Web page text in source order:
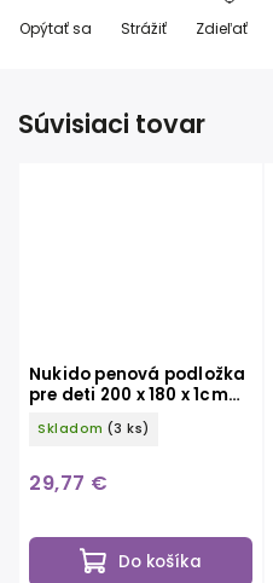
Opýtať sa Strážiť Zdieľať
Súvisiaci tovar
Nukido penová podložka
pre deti 200 x 180 x 1cm
NK-340 vláčik-zem
Skladom (3 ks)
29,77 €
Do košíka